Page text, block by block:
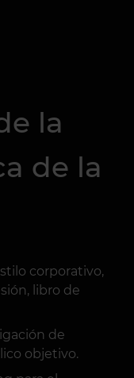
la
de la
corporativo,
libro de
de
objetivo.